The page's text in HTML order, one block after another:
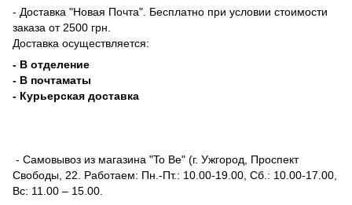
- Доставка "Новая Почта". Бесплатно при условии стоимости
заказа от 2500 грн.
Доставка осуществляется:
- В отделение
- В почтаматы
- Курьерская доставка
- Самовывоз из магазина "To Be" (г. Ужгород, Проспект
Свободы, 22. Работаем: Пн.-Пт.: 10.00-19.00, Сб.: 10.00-17.00,
Вс: 11.00 – 15.00.